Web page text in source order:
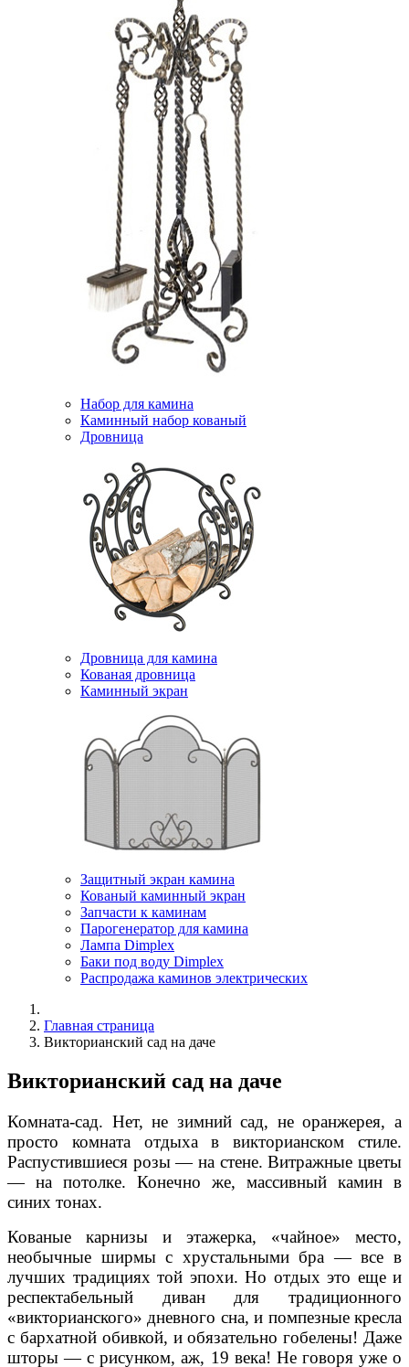
Набор для камина
Каминный набор кованый
Дровница
Дровница для камина
Кованая дровница
Каминный экран
Защитный экран камина
Кованый каминный экран
Запчасти к каминам
Парогенератор для камина
Лампа Dimplex
Баки под воду Dimplex
Распродажа каминов электрических
Главная страница
Викторианский сад на даче
Викторианский сад на даче
Комната-сад. Нет, не зимний сад, не оранжерея, а
просто комната отдыха в викторианском стиле.
Распустившиеся розы — на стене. Витражные цветы
— на потолке. Конечно же, массивный камин в
синих тонах.
Кованые карнизы и этажерка, «чайное» место,
необычные ширмы с хрустальными бра — все в
лучших традициях той эпохи. Но отдых это еще и
респектабельный диван для традиционного
«викторианского» дневного сна, и помпезные кресла
с бархатной обивкой, и обязательно гобелены! Даже
шторы — с рисунком, аж, 19 века! Не говоря уже о